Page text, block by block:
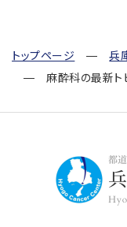
トップページ
兵
麻酔科の最新ト